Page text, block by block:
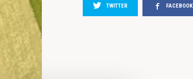
TWITTER FACEBOOK